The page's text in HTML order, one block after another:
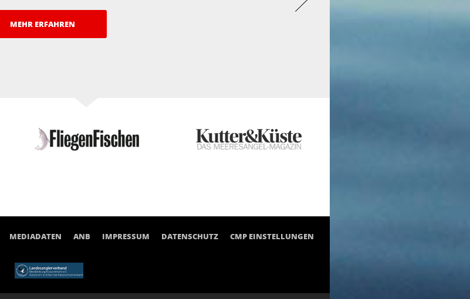
MEHR ERFAHREN
MEDIADATEN ANB IMPRESSUM DATENSCHUTZ CMP EINSTELLUNGEN